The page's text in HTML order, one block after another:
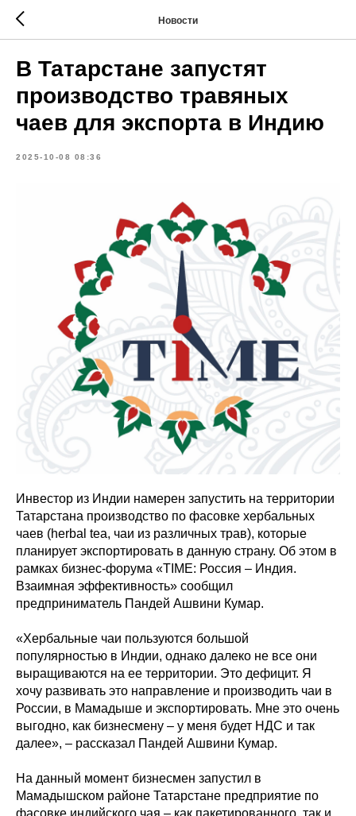
Новости
В Татарстане запустят
производство травяных
чаев для экспорта в Индию
2025-10-08 08:36
Инвестор из Индии намерен запустить на территории
Татарстана производство по фасовке хербальных
чаев (herbal tea, чаи из различных трав), которые
планирует экспортировать в данную страну. Об этом в
рамках бизнес-форума «TIME: Россия – Индия.
Взаимная эффективность» сообщил
предприниматель Пандей Ашвини Кумар.
«Хербальные чаи пользуются большой
популярностью в Индии, однако далеко не все они
выращиваются на ее территории. Это дефицит. Я
хочу развивать это направление и производить чаи в
России, в Мамадыше и экспортировать. Мне это очень
выгодно, как бизнесмену – у меня будет НДС и так
далее», – рассказал Пандей Ашвини Кумар.
На данный момент бизнесмен запустил в
Мамадышском районе Татарстане предприятие по